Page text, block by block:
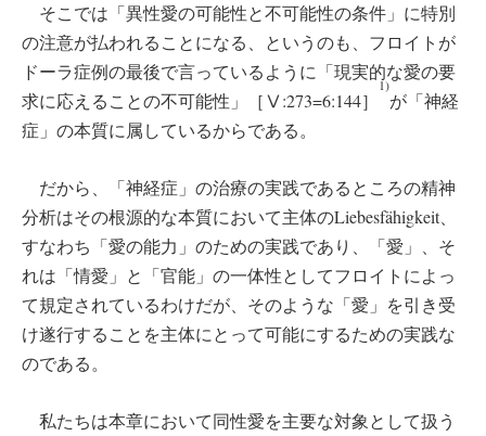
そこでは「異性愛の可能性と不可能性の条件」に特別
の注意が払われることになる、というのも、フロイトが
ドーラ症例の最後で言っているように「現実的な愛の要
求に応えることの不可能性」［Ⅴ:273=6:144］
1)
が「神経
症」の本質に属しているからである。
だから、「神経症」の治療の実践であるところの精神
分析はその根源的な本質において主体のLiebesfähigkeit、
すなわち「愛の能力」のための実践であり、「愛」、そ
れは「情愛」と「官能」の一体性としてフロイトによっ
て規定されているわけだが、そのような「愛」を引き受
け遂行することを主体にとって可能にするための実践な
のである。
私たちは本章において同性愛を主要な対象として扱う